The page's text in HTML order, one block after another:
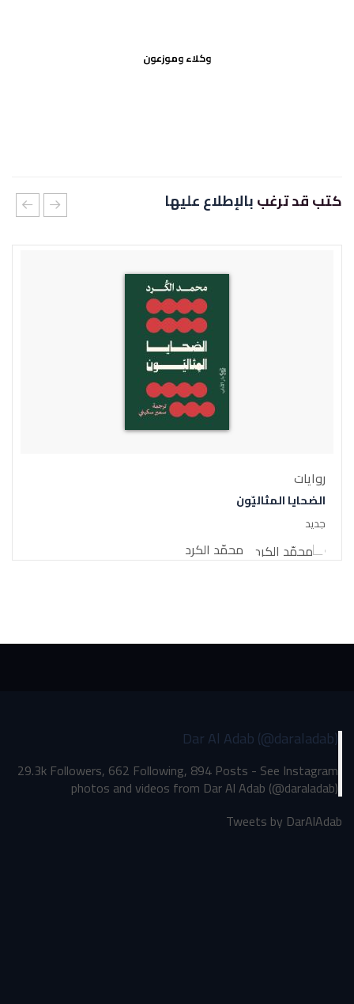
وكلاء وموزعون
كتب قد ترغببالإطلاع عليها
روايات
الضحايا المثاليّون
جديد
محمّد الكرد
Dar Al Adab (@daraladab)
29.3k Followers, 662 Following, 894 Posts - See Instagram
photos and videos from Dar Al Adab (@daraladab)
Tweets by DarAlAdab